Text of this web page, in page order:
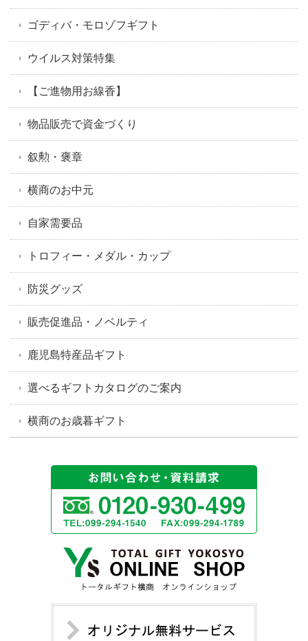
ゴディバ・モロゾフギフト
ウイルス対策特集
【ご進物用お線香】
物品販売で資金づくり
叙勲・褒章
横商のお中元
自家需要品
トロフィー・メダル・カップ
防災グッズ
販売促進品・ノベルティ
鹿児島特産品ギフト
選べるギフトカタログのご案内
横商のお歳暮ギフト